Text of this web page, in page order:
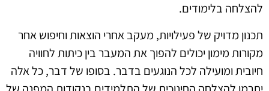
להצלחה בלימודים.
תכנון מדויק של פעילויות, מעקב אחרי הוצאות וחיפוש אחר
מקורות מימון יכולים להפוך את המעבר בין כיתות לחוויה
חיובית ומועילה לכל הנוגעים בדבר. בסופו של דבר, כל אלה